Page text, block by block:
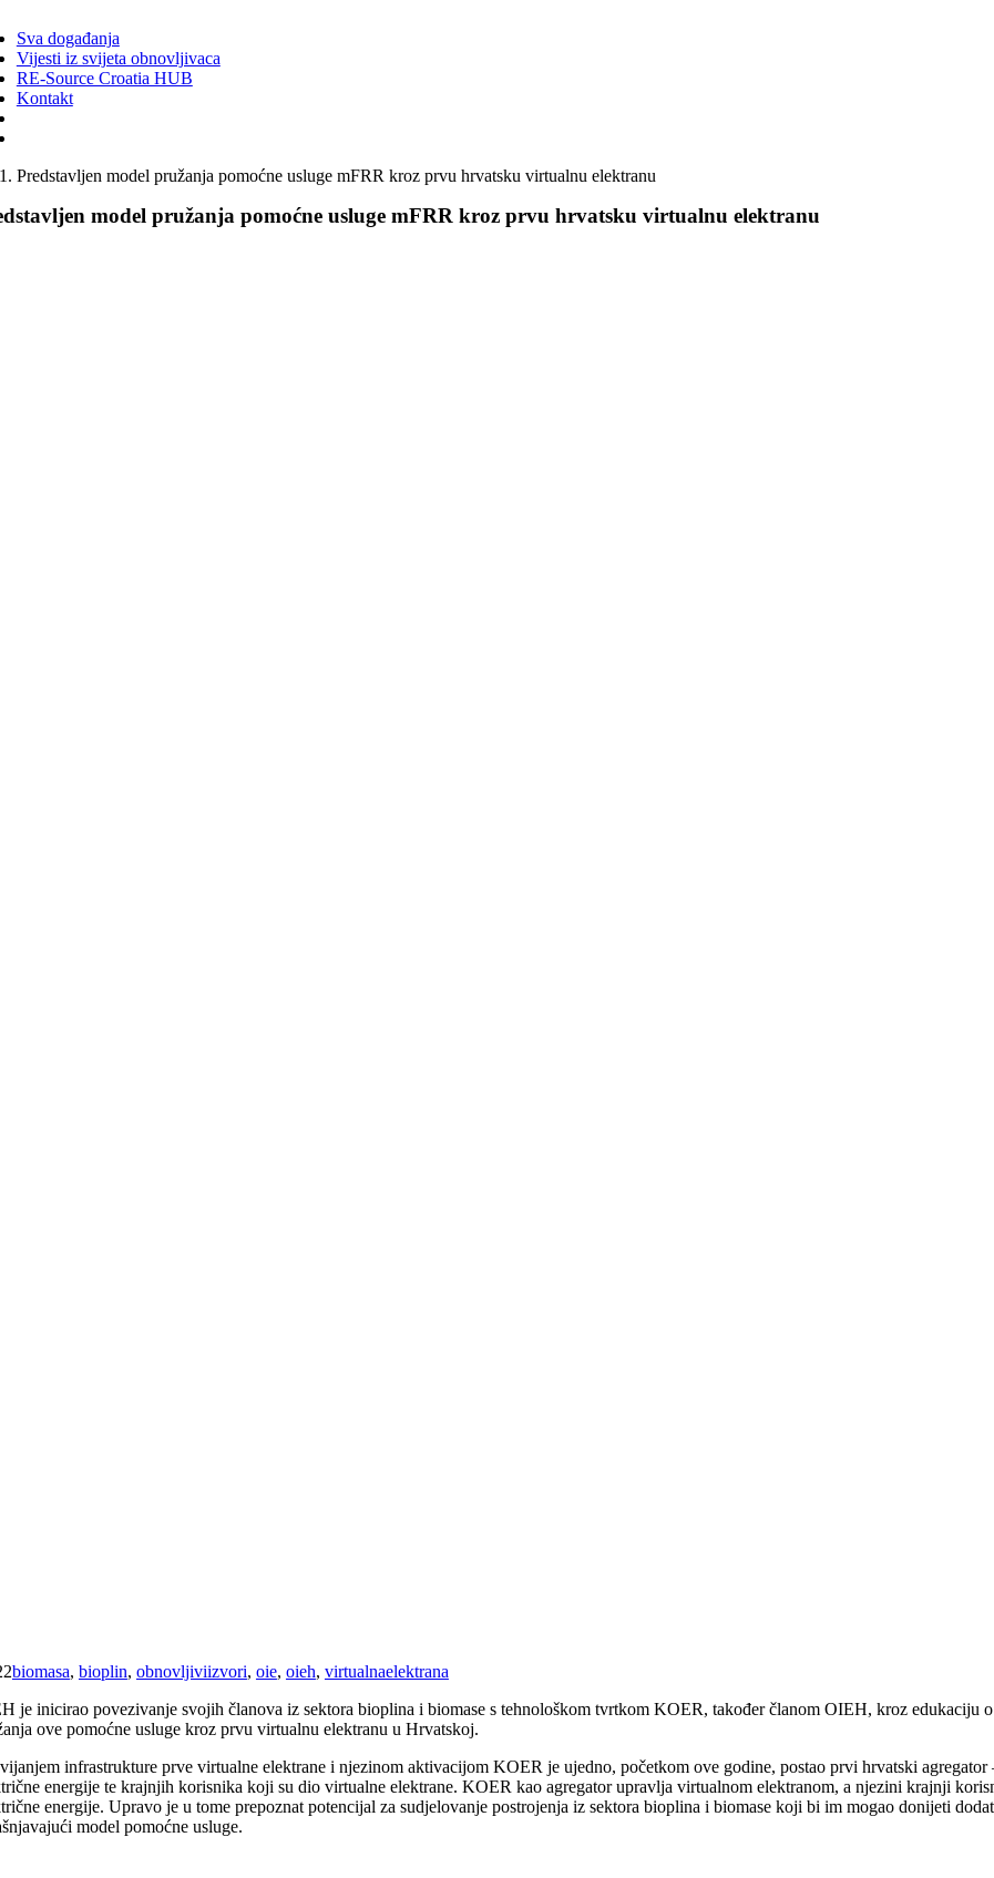
Sva događanja
Vijesti iz svijeta obnovljivaca
RE-Source Croatia HUB
Kontakt
Predstavljen model pružanja pomoćne usluge mFRR kroz prvu hrvatsku virtualnu elektranu
model pružanja pomoćne usluge mFRR kroz prvu hrvatsku virtualnu elektranu
biomasa, bioplin, obnovljiviizvori, oie, oieh, virtualnaelektrana
je inicirao povezivanje svojih članova iz sektora bioplina i biomase s tehnološkom tvrtkom KOER, također članom OIEH, kroz edukaciju
ove pomoćne usluge kroz prvu virtualnu elektranu u Hrvatskoj.
infrastrukture prve virtualne elektrane i njezinom aktivacijom KOER je ujedno, početkom ove godine, postao prvi hrvatski
energije te krajnjih korisnika koji su dio virtualne elektrane. KOER kao agregator upravlja virtualnom elektranom, a njezini krajnji
energije. Upravo je u tome prepoznat potencijal za sudjelovanje postrojenja iz sektora bioplina i biomase koji bi im mogao donijeti
model pomoćne usluge.